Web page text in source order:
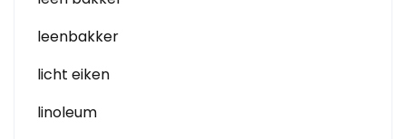
leenbakker
licht eiken
linoleum